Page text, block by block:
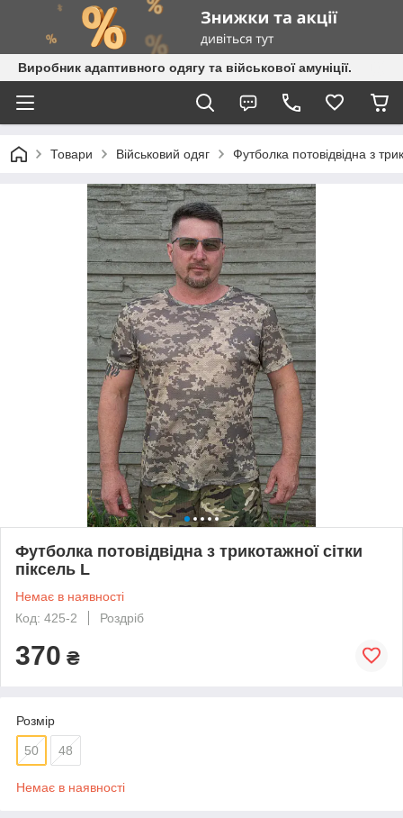
Виробник адаптивного одягу та військової амуніції.
Товари Військовий одяг Футболка потовідвідна з
Футболка потовідвідна з трикотажної сітки
піксель L
Немає в наявності
Код: 425-2
Роздріб
370 ₴
Розмір
50 48
Немає в наявності